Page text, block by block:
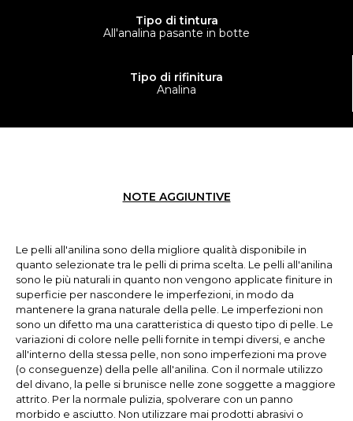
Tipo di tintura
All'analina pasante in botte
Tipo di rifinitura
Analina
NOTE AGGIUNTIVE
Le pelli all'anilina sono della migliore qualità disponibile in
quanto selezionate tra le pelli di prima scelta. Le pelli all'anilina
sono le più naturali in quanto non vengono applicate finiture in
superficie per nascondere le imperfezioni, in modo da
mantenere la grana naturale della pelle. Le imperfezioni non
sono un difetto ma una caratteristica di questo tipo di pelle. Le
variazioni di colore nelle pelli fornite in tempi diversi, e anche
all'interno della stessa pelle, non sono imperfezioni ma prove
(o conseguenze) della pelle all'anilina. Con il normale utilizzo
del divano, la pelle si brunisce nelle zone soggette a maggiore
attrito. Per la normale pulizia, spolverare con un panno
morbido e asciutto. Non utilizzare mai prodotti abrasivi o